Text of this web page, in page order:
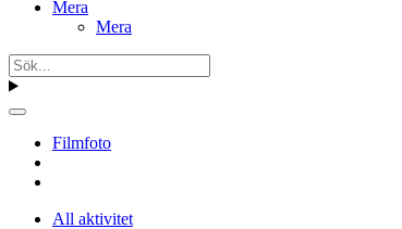
Mera
Mera
Filmfoto
All aktivitet